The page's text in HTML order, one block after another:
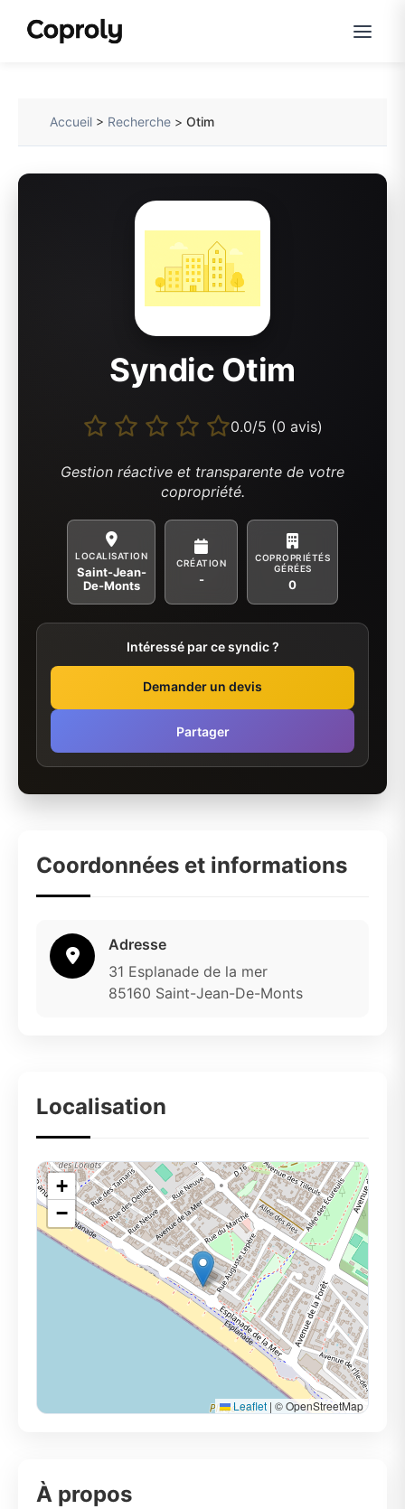
Accueil > Recherche >Otim
Syndic Otim
0.0/5 (0 avis)
Gestion réactive et transparente de votre
copropriété.
LOCALISATION
Saint-Jean-
De-Monts
CRÉATION
-
COPROPRIÉTÉS
GÉRÉES
0
Intéressé par ce syndic ?
Demander un devis
Partager
Coordonnées et informations
Adresse
31 Esplanade de la mer
85160 Saint-Jean-De-Monts
Localisation
+
−
Leaflet | © OpenStreetMap
À propos